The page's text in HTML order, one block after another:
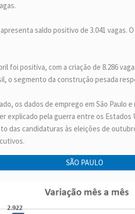
saldo positivo de 3.041
foi positiva, com a criação de 8.286
o segmento da construção pesada
os dados de emprego em São
explicado pela guerra entre os
das candidaturas às eleições de
SÃO PAULO